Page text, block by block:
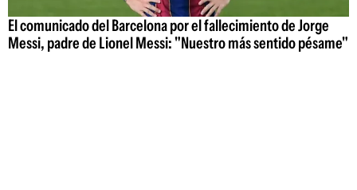
El comunicado del Barcelona por el fallecimiento de Jorge
Messi, padre de Lionel Messi: "Nuestro más sentido pésame"